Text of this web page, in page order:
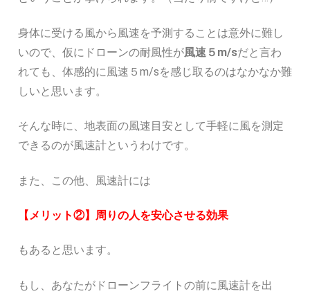
身体に受ける風から風速を予測することは意外に難し
いので、仮にドローンの耐風性が風速５m/sだと言わ
れても、体感的に風速５m/sを感じ取るのはなかなか難
しいと思います。
そんな時に、地表面の風速目安として手軽に風を測定
できるのが風速計というわけです。
また、この他、風速計には
【メリット②】周りの人を安心させる効果
もあると思います。
もし、あなたがドローンフライトの前に風速計を出